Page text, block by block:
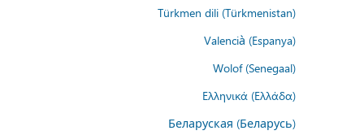
Türkmen dili (Türkmenistan)
Valencià (Espanya)
Wolof (Senegaal)
Ελληνικά (Ελλάδα)
Беларуская (Беларусь)